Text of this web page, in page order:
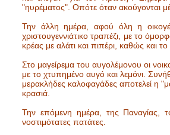
"ηυρέματος". Οπότε όταν ακούγονται
Την άλλη ημέρα, αφού όλη η
χριστουγεννιάτικο τραπέζι, με το
κρέας με αλάτι και πιπέρι, καθώς και
Στο μαγείρεμα του αυγολέμονου οι
με το χτυπημένο αυγό και λεμόνι.
μερακλήδες καλοφαγάδες αποτελεί η
κρασιά.
Την επόμενη ημέρα, της Παναγίας,
νοστιμότατες πατάτες.